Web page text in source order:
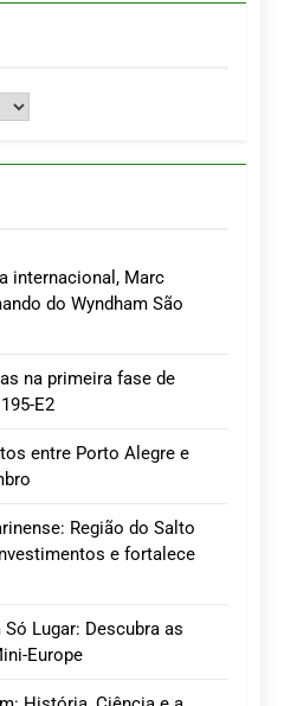
internacional, Marc
do Wyndham São
na primeira fase de
E2
entre Porto Alegre e
Região do Salto
e fortalece
Lugar: Descubra as
Europe